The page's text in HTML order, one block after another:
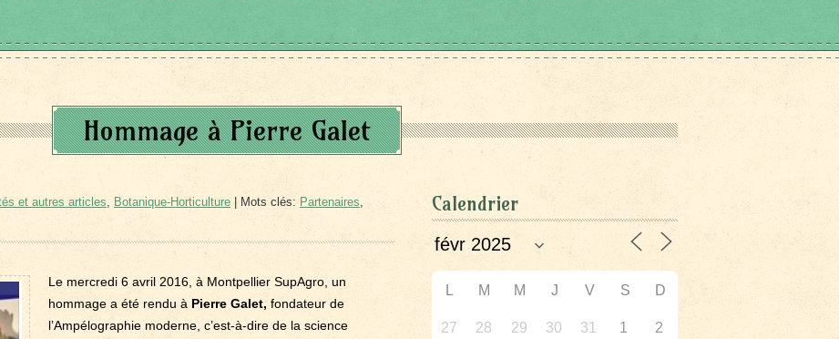
Hommage à Pierre Galet
et autres articles, Botanique-Horticulture | Mots clés: Partenaires,
Le mercredi 6 avril 2016, à Montpellier SupAgro, un
hommage a été rendu à Pierre Galet, fondateur de
l’Ampélographie moderne, c’est-à-dire de la science
Calendrier
L M M J V S D
27 28 29 30 31 1 2